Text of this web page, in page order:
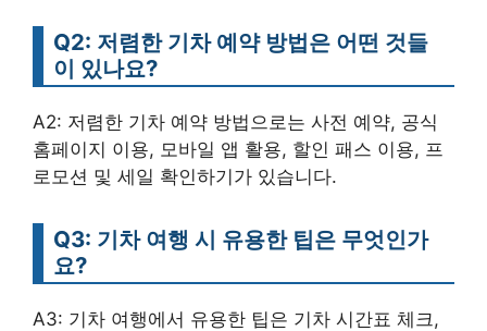
Q2: 저렴한 기차 예약 방법은 어떤 것들
이 있나요?
A2: 저렴한 기차 예약 방법으로는 사전 예약, 공식
홈페이지 이용, 모바일 앱 활용, 할인 패스 이용, 프
로모션 및 세일 확인하기가 있습니다.
Q3: 기차 여행 시 유용한 팁은 무엇인가
요?
A3: 기차 여행에서 유용한 팁은 기차 시간표 체크,